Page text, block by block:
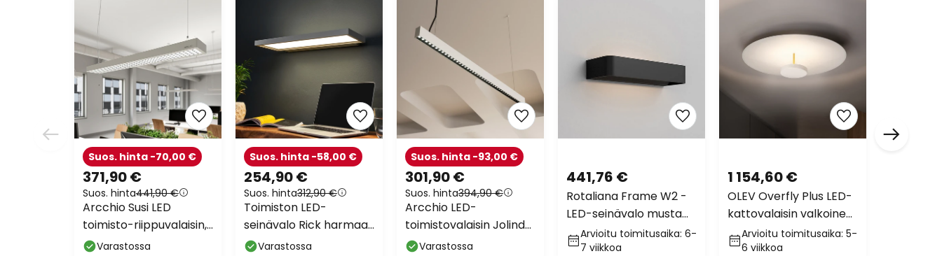
371,90 €
Suos. hinta441,90 €
Suos. hinta -70,00 €
Arcchio Susi LED
toimisto-riippuvalaisin,
hopea, 120 cm, 4000K,
Varastossa
254,90 €
Suos. hinta312,90 €
Suos. hinta -58,00 €
Toimiston LED-
seinävalo Rick harmaa
perusvalkoinen
Varastossa
301,90 €
Suos. hinta394,90 €
Suos. hinta -93,00 €
Arcchio LED-
toimistovalaisin Jolinda
slim, metalli, ylös/alas,
Varastossa
441,76 €
Rotaliana Frame W2 -
LED-seinävalo musta
3000 K
Arvioitu toimitusaika: 6-
7 viikkoa
1 154,60 €
OLEV Overfly Plus LED-
kattovalaisin valkoinen
Ø 55cm
Arvioitu toimitusaika: 5-
6 viikkoa